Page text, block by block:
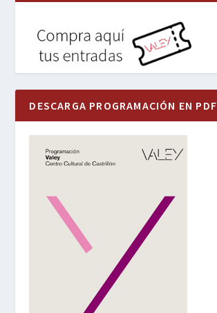
DESCARGA PROGRAMACIÓN EN PDF